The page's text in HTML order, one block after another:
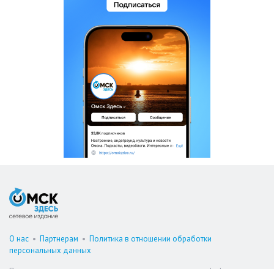
О нас • Партнерам • Политика в отношении обработки
персональных данных